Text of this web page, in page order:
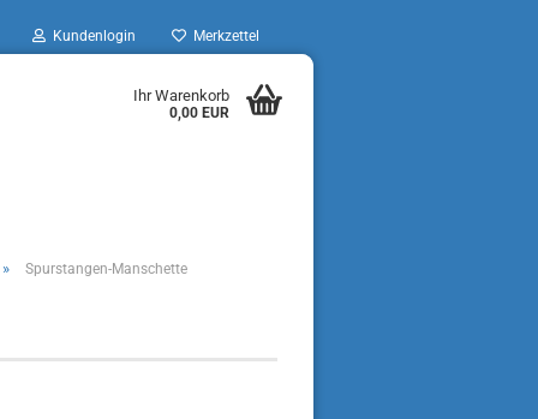
Kundenlogin Merkzettel
Ihr Warenkorb
0,00 EUR
» Spurstangen-Manschette